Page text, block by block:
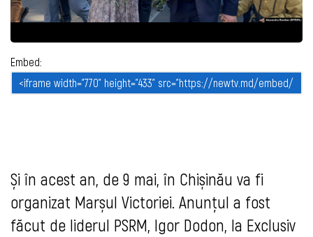
Embed:
Și în acest an, de 9 mai, în Chișinău va fi
organizat Marșul Victoriei. Anunțul a fost
făcut de liderul PSRM, Igor Dodon, la Exclusiv